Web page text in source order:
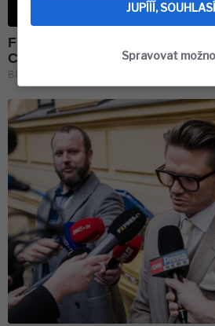
JUPÍÍÍ,
Spravovat